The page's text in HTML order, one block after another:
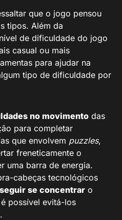
que o jogo pensou
tipos. Além da
de dificuldade do jogo
casual ou mais
para ajudar na
tipo de dificuldade por
no movimento das
para completar
que envolvem puzzles,
freneticamente o
uma barra de energia.
cabeças tecnológicos
se concentrar o
possível evitá-los